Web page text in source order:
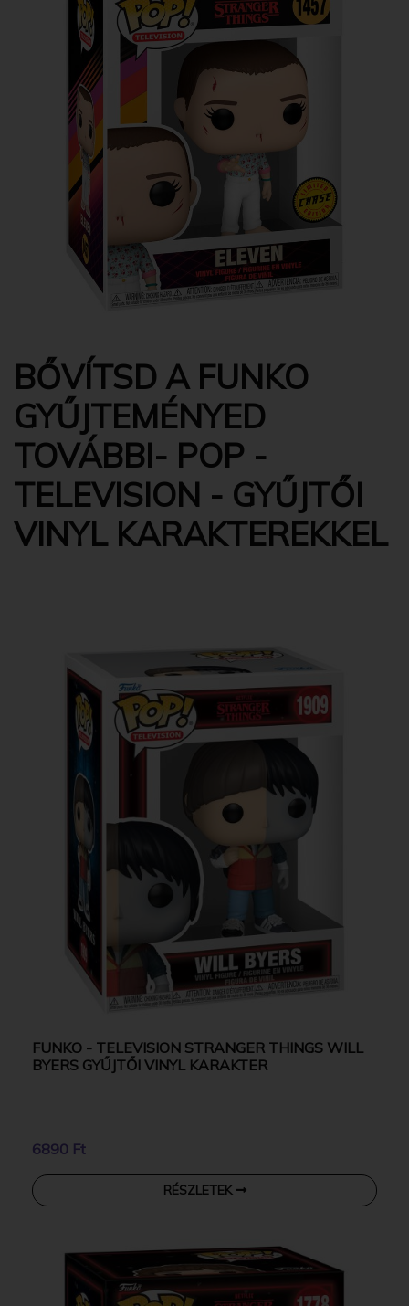
BŐVÍTSD A FUNKO
GYŰJTEMÉNYED
TOVÁBBI- POP -
TELEVISION - GYŰJTŐI
VINYL KARAKTEREKKEL
FUNKO - TELEVISION STRANGER THINGS WILL
BYERS GYŰJTŐI VINYL KARAKTER
6890 Ft
RÉSZLETEK